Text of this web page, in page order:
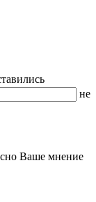
не
Ваше мнение